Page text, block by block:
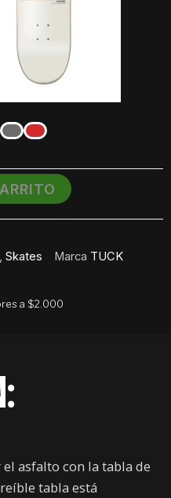
, Skates Marca TUCK
a $2.000
asfalto con la tabla de
tabla está